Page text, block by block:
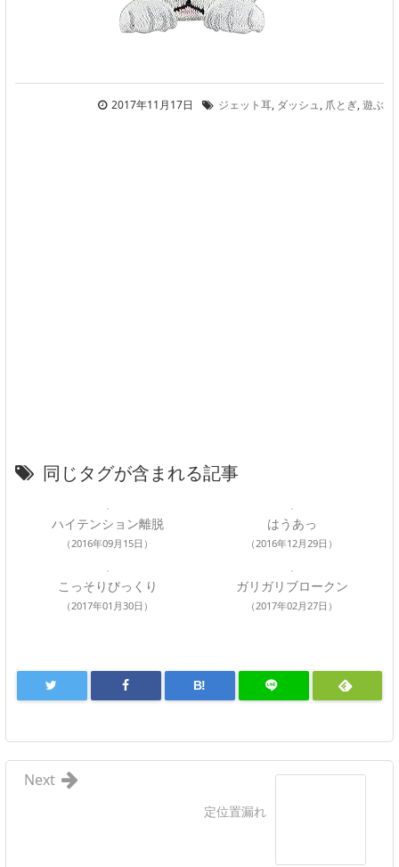
2017年11月17日 ジェット耳, ダッシュ, 爪とぎ,遊ぶ
同じタグが含まれる記事
ハイテンション離脱
（2016年09月15日）
はうあっ
（2016年12月29日）
こっそりびっくり
（2017年01月30日）
ガリガリブロークン
（2017年02月27日）
B!
定位置漏れ
Next